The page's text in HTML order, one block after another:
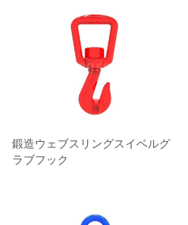
鍛造ウェブスリングスイベルグ
ラブフック